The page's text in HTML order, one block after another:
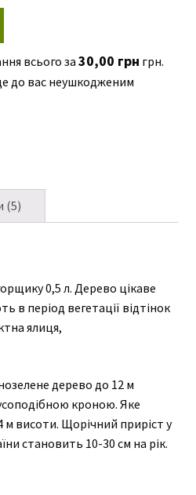
всього за 30,00 грн грн.
(5)
0,5 л. Дерево цікаве
період вегетації відтінок
ялиця,
дерево до 12 м
кроною. Яке
м висоти. Щорічний приріст у
становить 10-30 см на рік.